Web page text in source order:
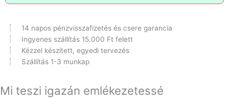
14 napos pénzvisszafizetés és csere garancia
Ingyenes szállítás 15.000 Ft felett
Kézzel készített, egyedi tervezés
Szállítás 1-3 munkap
Mi teszi igazán emlékezetessé